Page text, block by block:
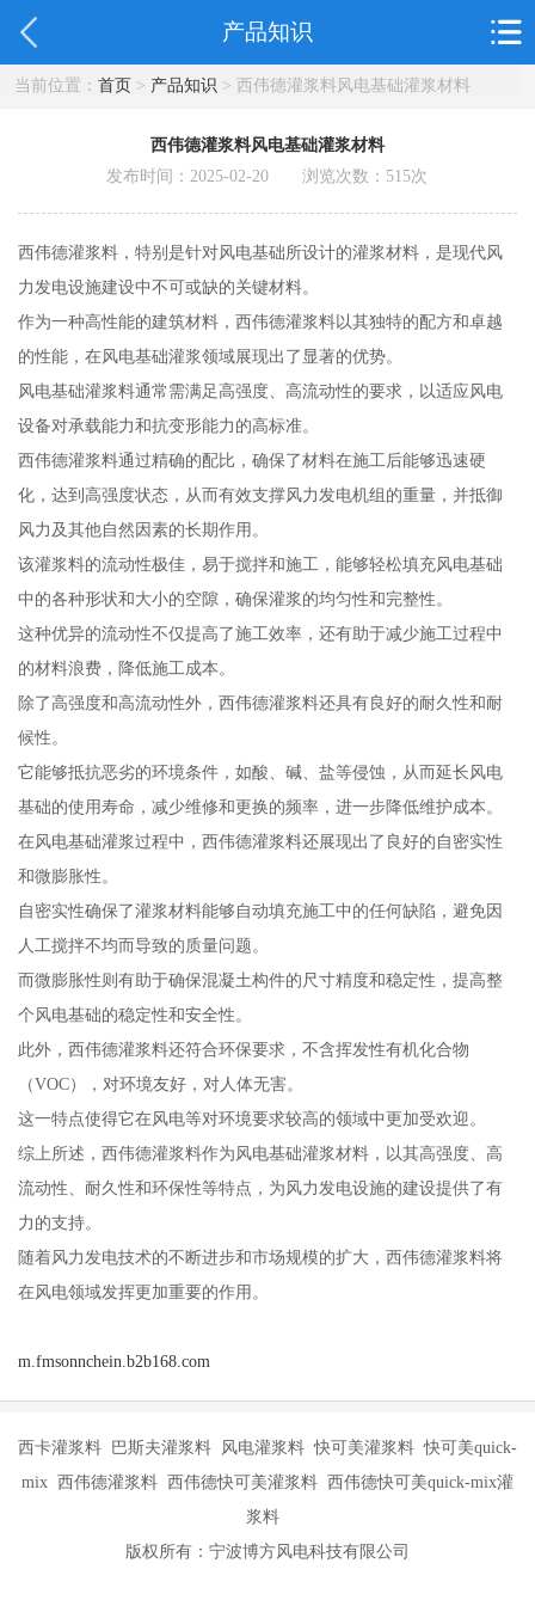
产品知识
当前位置： 首页> 产品知识 > 西伟德灌浆料风电基础灌浆材料
西伟德灌浆料风电基础灌浆材料
发布时间：2025-02-20 浏览次数： 515次
西伟德灌浆料，特别是针对风电基础所设计的灌浆材料，是现代风
力发电设施建设中不可或缺的关键材料。
作为一种高性能的建筑材料，西伟德灌浆料以其独特的配方和卓越
的性能，在风电基础灌浆领域展现出了显著的优势。
风电基础灌浆料通常需满足高强度、高流动性的要求，以适应风电
设备对承载能力和抗变形能力的高标准。
西伟德灌浆料通过精确的配比，确保了材料在施工后能够迅速硬
化，达到高强度状态，从而有效支撑风力发电机组的重量，并抵御
风力及其他自然因素的长期作用。
该灌浆料的流动性极佳，易于搅拌和施工，能够轻松填充风电基础
中的各种形状和大小的空隙，确保灌浆的均匀性和完整性。
这种优异的流动性不仅提高了施工效率，还有助于减少施工过程中
的材料浪费，降低施工成本。
除了高强度和高流动性外，西伟德灌浆料还具有良好的耐久性和耐
候性。
它能够抵抗恶劣的环境条件，如酸、碱、盐等侵蚀，从而延长风电
基础的使用寿命，减少维修和更换的频率，进一步降低维护成本。
在风电基础灌浆过程中，西伟德灌浆料还展现出了良好的自密实性
和微膨胀性。
自密实性确保了灌浆材料能够自动填充施工中的任何缺陷，避免因
人工搅拌不均而导致的质量问题。
而微膨胀性则有助于确保混凝土构件的尺寸精度和稳定性，提高整
个风电基础的稳定性和安全性。
此外，西伟德灌浆料还符合环保要求，不含挥发性有机化合物
（VOC），对环境友好，对人体无害。
这一特点使得它在风电等对环境要求较高的领域中更加受欢迎。
综上所述，西伟德灌浆料作为风电基础灌浆材料，以其高强度、高
流动性、耐久性和环保性等特点，为风力发电设施的建设提供了有
力的支持。
随着风力发电技术的不断进步和市场规模的扩大，西伟德灌浆料将
在风电领域发挥更加重要的作用。
m.fmsonnchein.b2b168.com
西卡灌浆料 巴斯夫灌浆料 风电灌浆料 快可美灌浆料 快可美quick-
mix 西伟德灌浆料 西伟德快可美灌浆料 西伟德快可美quick-mix灌
浆料
版权所有：宁波博方风电科技有限公司